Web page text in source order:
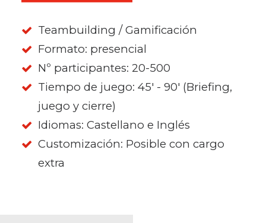
Teambuilding / Gamificación
Formato: presencial
Nº participantes: 20-500
Tiempo de juego: 45' - 90' (Briefing,
juego y cierre)
Idiomas: Castellano e Inglés
Customización: Posible con cargo
extra